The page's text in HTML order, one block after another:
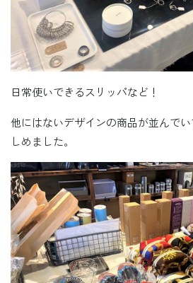
日常使いできるスリッパなど！
他にはないデザインの商品が並んで
しめました。